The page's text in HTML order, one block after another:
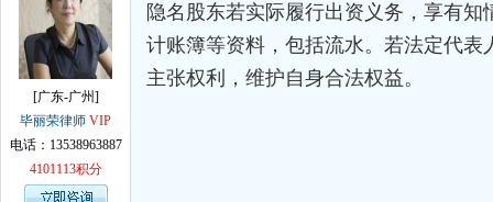
[广东-广州]
毕丽荣律师 VIP
电话：13538963887
4101113积分
隐名股东若实际履行出资义务，享有
计账簿等资料，包括流水。若法定代表
主张权利，维护自身合法权益。